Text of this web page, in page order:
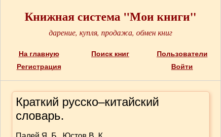
Книжная система "Мои книги"
дарение, купля, продажа, обмен книг
На главную Поиск книг
Пользователи
Регистрация
Войти
Краткий русско–китайский
словарь.